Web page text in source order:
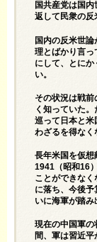
国共産党は国
返して民衆の反
国内の反米世
理とばかり言っ
にして、とに
い。
その状況は戦前
く知っていた
巡って日本と米
わざるを得なく
長年米国を仮想
1941（昭和16
ことができな
に落ち、今後
いに海軍が踏み
現在の中国軍の
間、軍は習近